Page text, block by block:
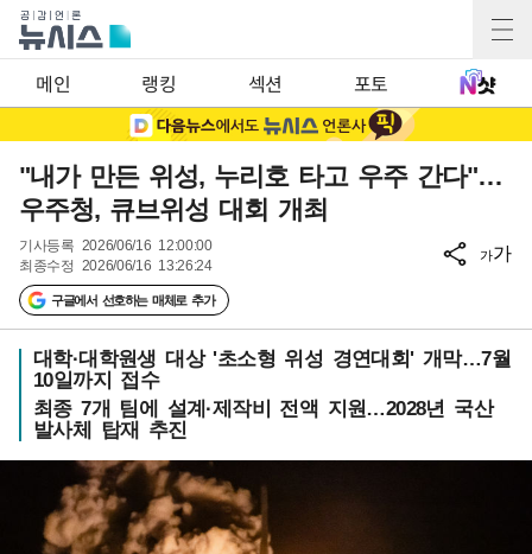
메인 랭킹 섹션 포토
"내가 만든 위성, 누리호 타고 우주 간다"…
우주청, 큐브위성 대회 개최
기사등록 2026/06/16 12:00:00
최종수정 2026/06/16 13:26:24
구글에서 선호하는 매체로 추가
가가
대학·대학원생 대상 '초소형 위성 경연대회' 개막…7월
10일까지 접수
최종 7개 팀에 설계·제작비 전액 지원…2028년 국산
발사체 탑재 추진